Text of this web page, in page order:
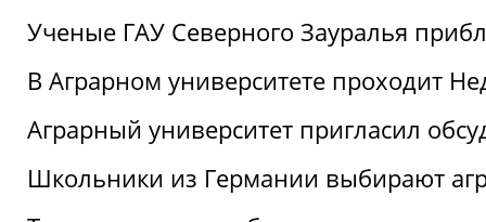
Ученые ГАУ Северного Зауралья
В Аграрном университете проходит
Аграрный университет пригласил
Школьники из Германии выбирают